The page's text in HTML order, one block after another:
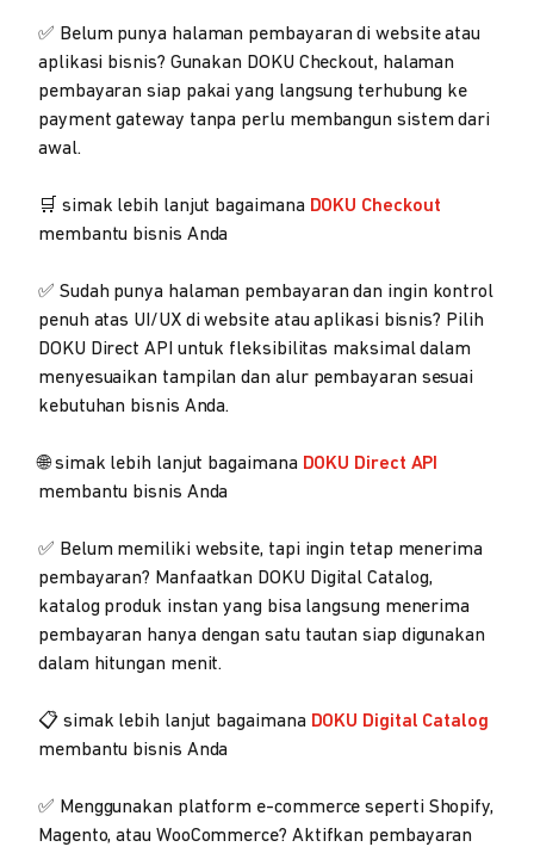
✅ Belum punya halaman pembayaran di website atau
aplikasi bisnis? Gunakan DOKU Checkout, halaman
pembayaran siap pakai yang langsung terhubung ke
payment gateway tanpa perlu membangun sistem dari
awal.
🛒 simak lebih lanjut bagaimana DOKU Checkout
membantu bisnis Anda
✅ Sudah punya halaman pembayaran dan ingin kontrol
penuh atas UI/UX di website atau aplikasi bisnis? Pilih
DOKU Direct API untuk fleksibilitas maksimal dalam
menyesuaikan tampilan dan alur pembayaran sesuai
kebutuhan bisnis Anda.
🌐 simak lebih lanjut bagaimana DOKU Direct API
membantu bisnis Anda
✅ Belum memiliki website, tapi ingin tetap menerima
pembayaran? Manfaatkan DOKU Digital Catalog,
katalog produk instan yang bisa langsung menerima
pembayaran hanya dengan satu tautan siap digunakan
dalam hitungan menit.
📋 simak lebih lanjut bagaimana DOKU Digital Catalog
membantu bisnis Anda
✅ Menggunakan platform e-commerce seperti Shopify,
Magento, atau WooCommerce? Aktifkan pembayaran